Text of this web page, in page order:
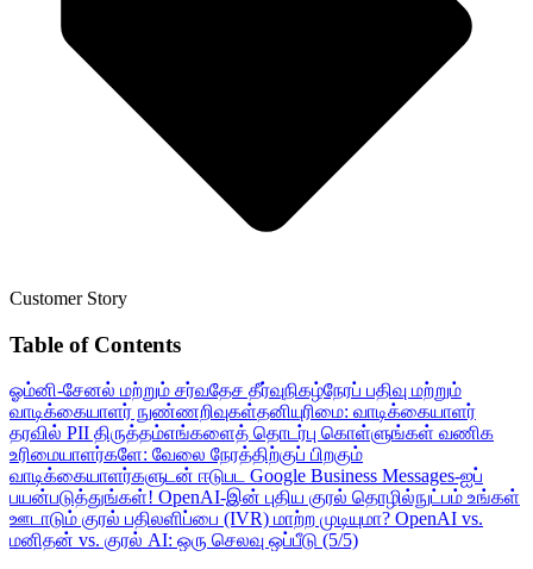
Customer Story
Table of Contents
ஓம்னி-சேனல் மற்றும் சர்வதேச தீர்வுநிகழ்நேரப் பதிவு மற்றும்
வாடிக்கையாளர் நுண்ணறிவுகள்தனியுரிமை: வாடிக்கையாளர்
தரவில் PII திருத்தம்எங்களைத் தொடர்பு கொள்ளுங்கள் வணிக
உரிமையாளர்களே: வேலை நேரத்திற்குப் பிறகும்
வாடிக்கையாளர்களுடன் ஈடுபட Google Business Messages-ஐப்
பயன்படுத்துங்கள்! OpenAI-இன் புதிய குரல் தொழில்நுட்பம் உங்கள்
ஊடாடும் குரல் பதிலளிப்பை (IVR) மாற்ற முடியுமா? OpenAI vs.
மனிதன் vs. குரல் AI: ஒரு செலவு ஒப்பீடு (5/5)